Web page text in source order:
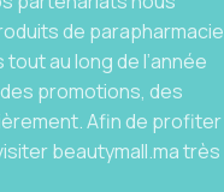
de parapharmacie
au long de l’année
promotions, des
Afin de profiter
beautymall.ma très